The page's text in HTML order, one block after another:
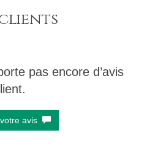
pas encore d’avis
avis